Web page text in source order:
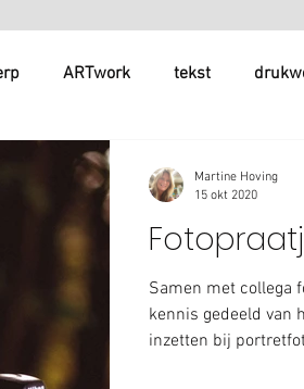
ARTwork tekst
Samen met collega
kennis gedeeld van
inzetten bij
Martine Hoving
15 okt 2020